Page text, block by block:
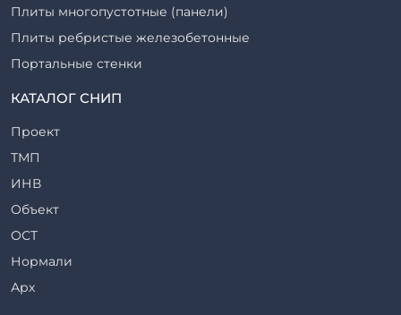
Плиты многопустотные (панели)
Плиты ребристые железобетонные
Портальные стенки
Прогоны железобетонные
Ригели железобетонные
Сваи железобетонные
Стеновые блоки
Стойки железобетонные
Столбы железобетонные
Закладные детали
Трубы железобетонные
КАТАЛОГ СНИП
Проект
ТМП
ИНВ
Объект
ОСТ
Нормали
Арх